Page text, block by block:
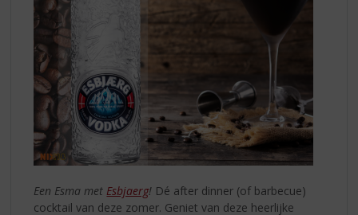
Een Esma met Esbjaerg! Dé after dinner (of barbecue)
cocktail van deze zomer. Geniet van deze heerlijke